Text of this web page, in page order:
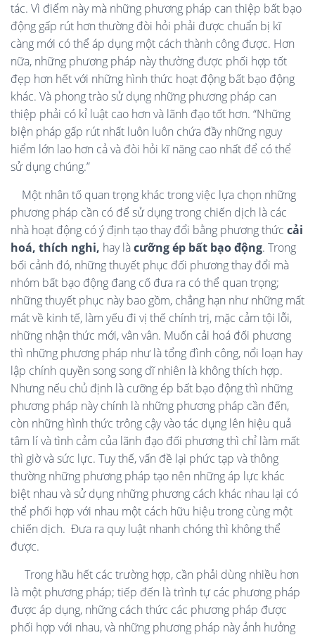
tác. Vì điểm này mà những phương pháp can thiệp bất bạo
động gấp rút hơn thường đòi hỏi phải được chuẩn bị kĩ
càng mới có thể áp dụng một cách thành công được. Hơn
nữa, những phương pháp này thường được phối hợp tốt
đẹp hơn hết với những hình thức hoạt động bất bạo động
khác. Và phong trào sử dụng những phương pháp can
thiệp phải có kỉ luật cao hơn và lãnh đạo tốt hơn. “Những
biện pháp gấp rút nhất luôn luôn chứa đầy những nguy
hiểm lớn lao hơn cả và đòi hỏi kĩ năng cao nhất để có thể
sử dụng chúng.”
Một nhân tố quan trọng khác trong việc lựa chọn những
phương pháp cần có để sử dụng trong chiến dịch là các
nhà hoạt động có ý định tạo thay đổi bằng phương thức cải
hoá, thích nghi, hay làcưỡng ép bất bạo động. Trong
bối cảnh đó, những thuyết phục đối phương thay đổi mà
nhóm bất bạo động đang cố đưa ra có thể quan trọng;
những thuyết phục này bao gồm, chẳng hạn như những mất
mát về kinh tế, làm yếu đi vị thế chính trị, mặc cảm tội lỗi,
những nhận thức mới, vân vân. Muốn cải hoá đối phương
thì những phương pháp như là tổng đình công, nổi loạn hay
lập chính quyền song song dĩ nhiên là không thích hợp.
Nhưng nếu chủ định là cưỡng ép bất bạo động thì những
phương pháp này chính là những phương pháp cần đến,
còn những hình thức trông cậy vào tác dụng lên hiệu quả
tâm lí và tình cảm của lãnh đạo đối phương thì chỉ làm mất
thì giờ và sức lực. Tuy thế, vấn đề lại phức tạp và thông
thường những phương pháp tạo nên những áp lực khác
biệt nhau và sử dụng những phương cách khác nhau lại có
thể phối hợp với nhau một cách hữu hiệu trong cùng một
chiến dịch. Đưa ra quy luật nhanh chóng thì không thể
được.
Trong hầu hết các trường hợp, cần phải dùng nhiều hơn
là một phương pháp; tiếp đến là trình tự các phương pháp
được áp dụng, những cách thức các phương pháp được
phối hợp với nhau, và những phương pháp này ảnh hưởng